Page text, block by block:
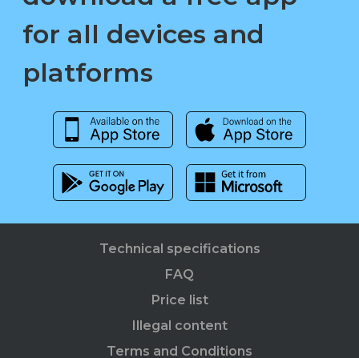
for all devices and
platforms
Technical specifications
FAQ
Price list
Illegal content
Terms and Conditions